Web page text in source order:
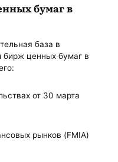
бумаг в
база в
бирж ценных бумаг в
от 30 марта
рынков (FMIA)